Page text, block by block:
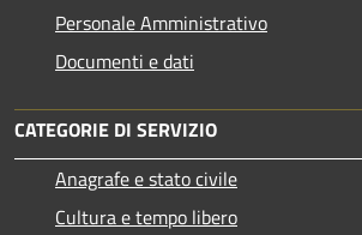
Personale Amministrativo
Documenti e dati
CATEGORIE DI SERVIZIO
Anagrafe e stato civile
Cultura e tempo libero